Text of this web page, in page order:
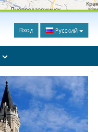
Вход Русский